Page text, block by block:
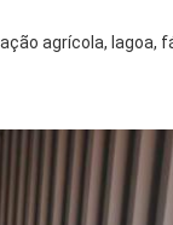
agrícola, lagoa,